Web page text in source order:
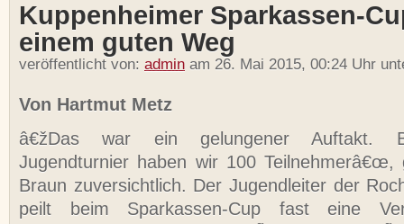
Kuppenheimer Sparkassen-
einem guten Weg
veröffentlicht von: admin am 26. Mai 2015, 00:24 Uhr
Von Hartmut Metz
â€žDas war ein gelungener Auftakt.
Jugendturnier haben wir 100 Teilnehmerâ€œ,
Braun zuversichtlich. Der Jugendleiter der
peilt beim Sparkassen-Cup fast eine